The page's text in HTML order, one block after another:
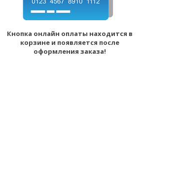
Кнопка онлайн оплаты находится в
корзине и появляется после
оформления заказа!